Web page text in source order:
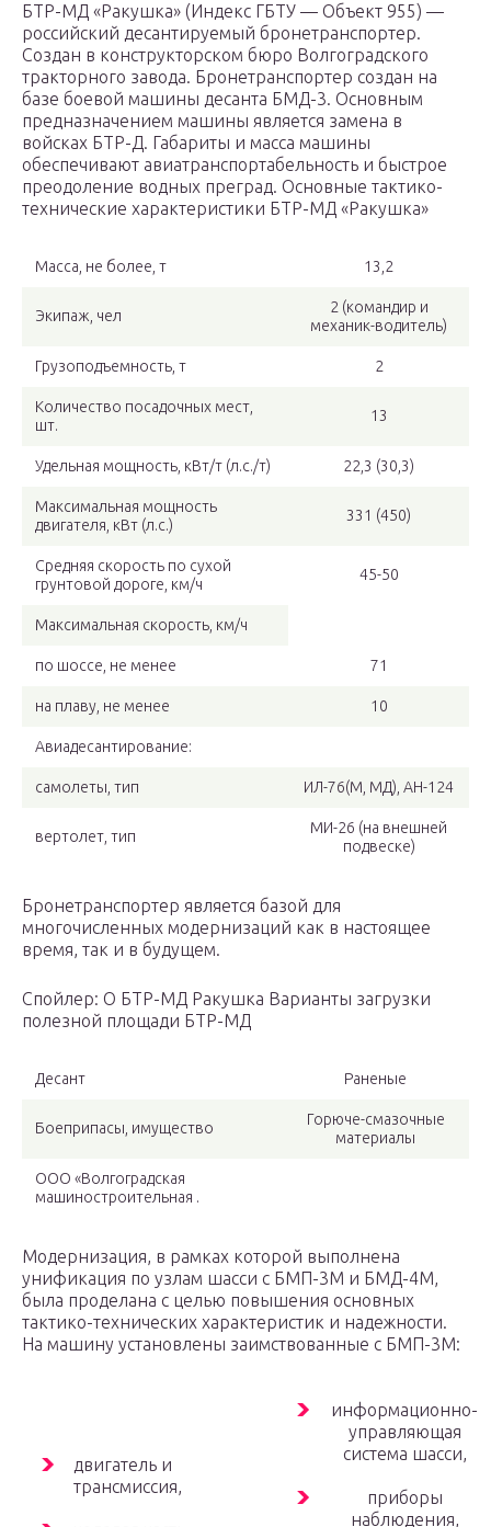
БТР-МД «Ракушка» (Индекс ГБТУ — Объект 955) —
российский десантируемый бронетранспортер.
Создан в конструкторском бюро Волгоградского
тракторного завода. Бронетранспортер создан на
базе боевой машины десанта БМД-3. Основным
предназначением машины является замена в
войсках БТР-Д. Габариты и масса машины
обеспечивают авиатранспортабельность и быстрое
преодоление водных преград. Основные тактико-
технические характеристики БТР-МД «Ракушка»
Масса, не более, т 13,2
Экипаж, чел
2 (командир и
механик-водитель)
Грузоподъемность, т 2
Количество посадочных мест,
шт.
13
Удельная мощность, кВт/т (л.с./т) 22,3 (30,3)
Максимальная мощность
двигателя, кВт (л.с.)
331 (450)
Средняя скорость по сухой
грунтовой дороге, км/ч
45-50
Максимальная скорость, км/ч
по шоссе, не менее 71
на плаву, не менее 10
Авиадесантирование:
самолеты, тип ИЛ-76(М, МД), АН-124
вертолет, тип
МИ-26 (на внешней
подвеске)
Бронетранспортер является базой для
многочисленных модернизаций как в настоящее
время, так и в будущем.
Спойлер: О БТР-МД Ракушка Варианты загрузки
полезной площади БТР-МД
Десант Раненые
Боеприпасы, имущество
Горюче-смазочные
материалы
ООО «Волгоградская
машиностроительная .
Модернизация, в рамках которой выполнена
унификация по узлам шасси с БМП-3М и БМД-4М,
была проделана с целью повышения основных
тактико-технических характеристик и надежности.
На машину установлены заимствованные с БМП-3М:
двигатель и
трансмиссия,
информационно-
управляющая
система шасси,
приборы
наблюдения,